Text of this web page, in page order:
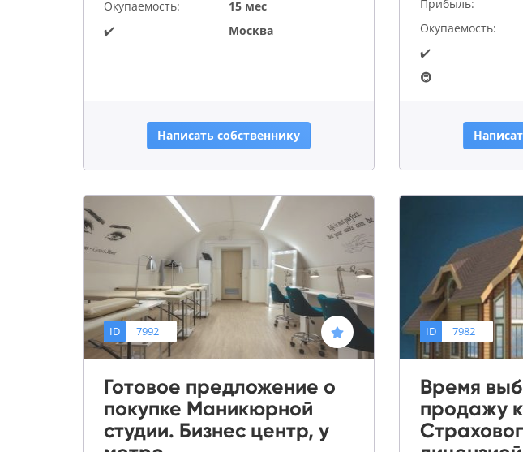
Окупаемость:
15 мес
✔️
Москва
Написать собственнику
Прибыль:
Окупаемость:
✔️
🚇
ID 7992
Готовое предложение о
покупке Маникюрной
студии. Бизнес центр, у
ID 7982
Время
продажу